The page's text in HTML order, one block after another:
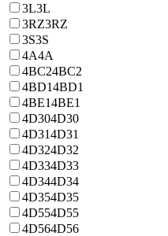
3L3L
3RZ3RZ
3S3S
4A4A
4BC24BC2
4BD14BD1
4BE14BE1
4D304D30
4D314D31
4D324D32
4D334D33
4D344D34
4D354D35
4D554D55
4D564D56